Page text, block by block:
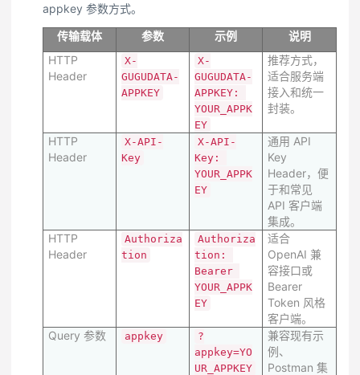
appkey 参数方式。
传输载体
参数 示例
说明
HTTP
Header
X-
GUGUDATA-
APPKEY
X-
GUGUDATA-
APPKEY:
YOUR_APPK
EY
推荐方式，
适合服务端
接入和统一
封装。
HTTP
Header
X-API-
Key
X-API-
Key:
YOUR_APPK
EY
通用 API
Key
Header，便
于和常见
API 客户端
集成。
HTTP
Header
Authoriza
tion
Authoriza
tion:
Bearer
YOUR_APPK
EY
适合
OpenAI 兼
容接口或
Bearer
Token 风格
客户端。
Query 参数
appkey
?
appkey=YO
UR_APPKEY
兼容现有示
例、
Postman 集